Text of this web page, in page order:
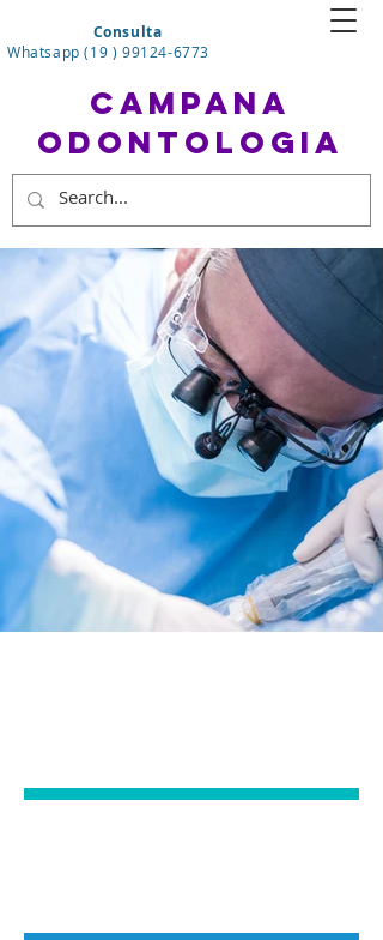
Consulta
Whatsapp (19 ) 99124-6773
CAMPANA
ODONTOLOGIA